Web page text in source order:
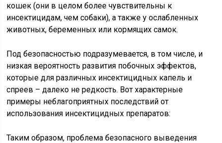
кошек (они в целом более чувствительны к
инсектицидам, чем собаки), а также у ослабленных
животных, беременных или кормящих самок.
Под безопасностью подразумевается, в том числе, и
низкая вероятность развития побочных эффектов,
которые для различных инсектицидных капель и
спреев – далеко не редкость. Вот характерные
примеры неблагоприятных последствий от
использования инсектицидных препаратов:
Таким образом, проблема безопасного выведения